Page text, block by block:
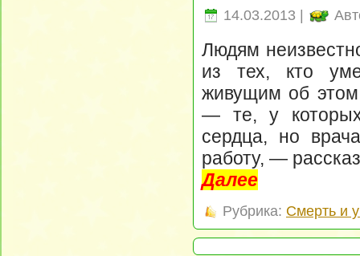
14.03.2013 |
Людям
из тех, кто
живущим об
— те, у которых
сердца, но
работу, —
Далее
Рубрика: Смерть и